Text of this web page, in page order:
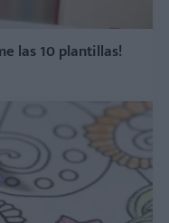
las 10 plantillas!